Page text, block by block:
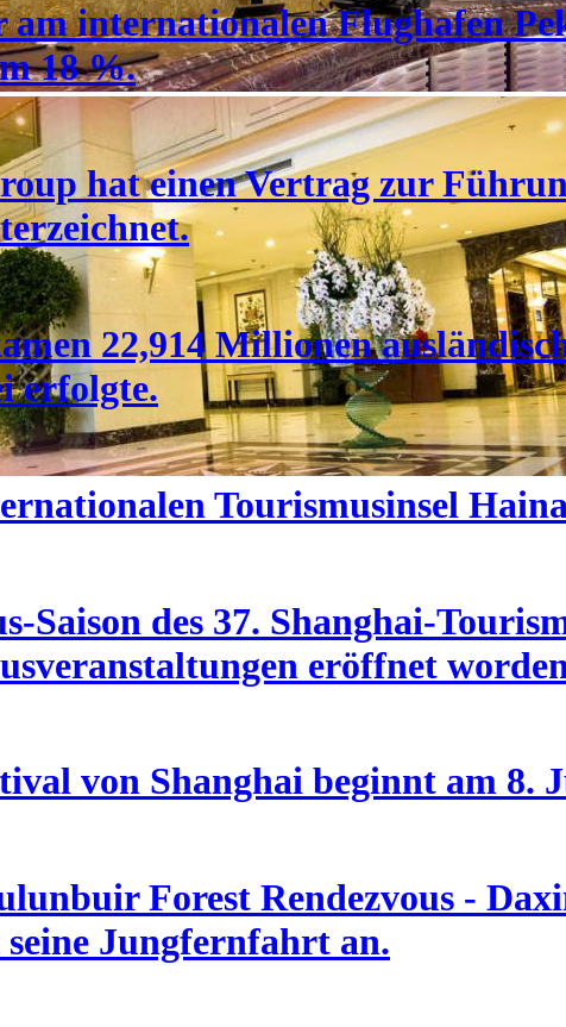
am internationalen Flughafen
18 %.
hat einen Vertrag zur
22,914 Millionen
erfolgte.
Tourismusinsel
Saison des 37. Shanghai-
eröffnet
von Shanghai beginnt am 8.
Forest Rendezvous -
Jungfernfahrt an.